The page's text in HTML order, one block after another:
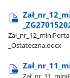
_Ostateczna.docx